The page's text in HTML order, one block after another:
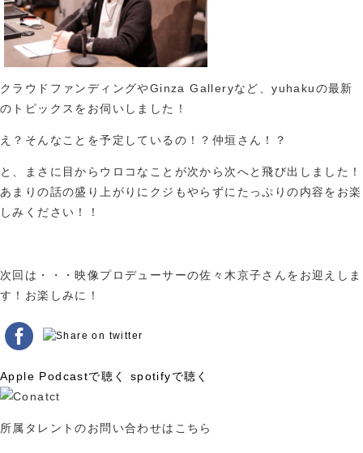
クラウドファンディングやGinza Galleryなど、yuhakuの最新
のトピックスをお伺いしました！
え？そんなことを予定しているの！？仲垣さん！？
と、まさに目からウロコなことが次から次へと飛び出しました！
あまりの話の盛り上がりにクジもやらずにたっぷりの内容をお楽
しみください！！
次回は・・・映像プロデューサーの佐々木京子さんをお迎えしま
す！お楽しみに！
Apple Podcastで聴く spotifyで聴く
所属タレントのお問い合わせはこちら